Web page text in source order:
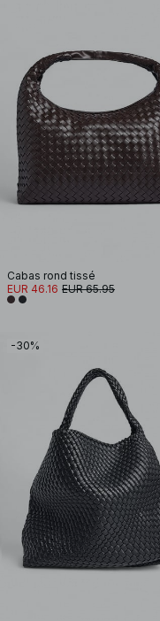
Cabas rond tissé
EUR 46.16 EUR 65.95
-30%